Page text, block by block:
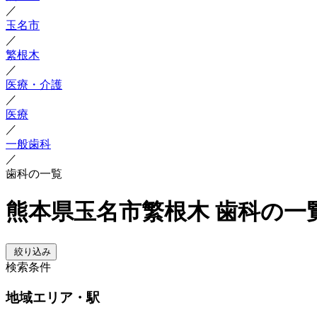
／
玉名市
／
繁根木
／
医療・介護
／
医療
／
一般歯科
／
歯科の一覧
熊本県玉名市繁根木 歯科の一
絞り込み
検索条件
地域エリア・駅